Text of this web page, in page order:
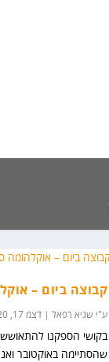
קבוצה ביום –
ע"י שגיא רפאל| דצמ 17, 2020
שהסתיימה באוקטובר